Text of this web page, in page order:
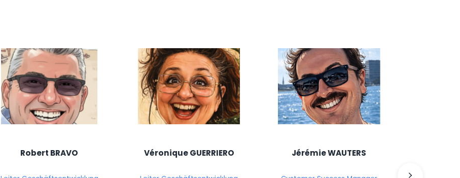
Robert BRAVO Véronique GUERRIERO Jérémie WAUTERS